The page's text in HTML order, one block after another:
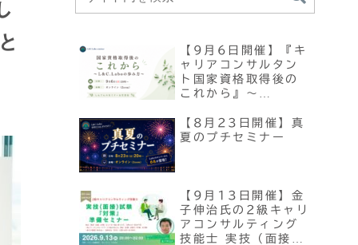
【9月6日開催】『キ
ャリアコンサルタン
ト国家資格取得後の
これから』～
～
【8月23日開催】真
夏のプチセミナー
【9月13日開催】金
子伸治氏の2級キャリ
アコンサルティング
技能士 実技（面接）